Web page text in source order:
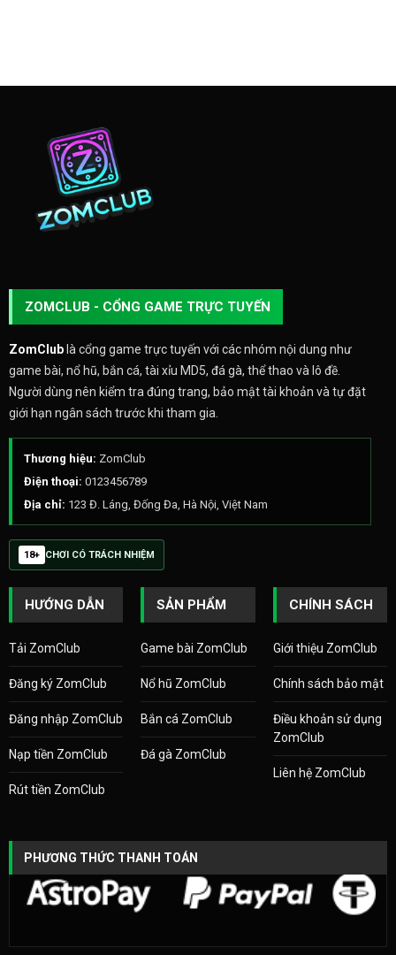
ZOMCLUB - CỔNG GAME TRỰC TUYẾN
ZomClublà cổng game trực tuyến với các nhóm nội dung như
game bài, nổ hũ, bắn cá, tài xỉu MD5, đá gà, thể thao và lô đề.
Người dùng nên kiểm tra đúng trang, bảo mật tài khoản và tự đặt
giới hạn ngân sách trước khi tham gia.
Thương hiệu: ZomClub
Điện thoại: 0123456789
Địa chỉ: 123 Đ. Láng, Đống Đa, Hà Nội, Việt Nam
18+ CHƠI CÓ TRÁCH NHIỆM
HƯỚNG DẪN
Tải ZomClub
Đăng ký ZomClub
Đăng nhập ZomClub
Nạp tiền ZomClub
Rút tiền ZomClub
SẢN PHẨM
Game bài ZomClub
Nổ hũ ZomClub
Bắn cá ZomClub
Đá gà ZomClub
CHÍNH SÁCH
Giới thiệu ZomClub
Chính sách bảo mật
Điều khoản sử dụng
ZomClub
Liên hệ ZomClub
PHƯƠNG THỨC THANH TOÁN